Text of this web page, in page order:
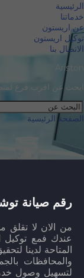
الرئيسية
خدماتنا
عن اريستون
توكيل اريستون
الاتصال بنا
Ariston
ابحث عن اقرب فرع
الصفحة الرئيسية
رقم صيانة
من الان لا تقلق
عندك فمع توكيل
المتاحة لدينا
والمحافظات
لتسهيل وصول